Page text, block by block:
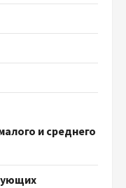
и среднего